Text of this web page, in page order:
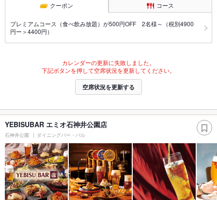
クーポン コース
プレミアムコース（食べ飲み放題）が500円OFF 2名様～（税別4900
円ー＞4400円）
カレンダーの更新に失敗しました。
下記ボタンを押して空席状況を更新してください。
空席状況を更新する
YEBISUBAR エミオ石神井公園店
石神井公園 ダイニングバー・バル